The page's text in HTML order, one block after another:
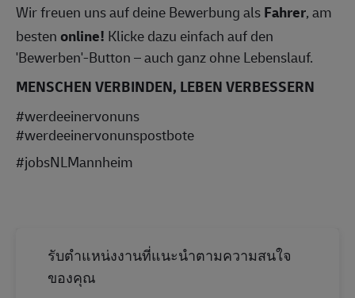
Wir freuen uns auf deine Bewerbung alsFahrer, am
bestenonline! Klicke dazu einfach auf den
'Bewerben'-Button – auch ganz ohne Lebenslauf.
MENSCHEN VERBINDEN, LEBEN VERBESSERN
#werdeeinervonuns
#werdeeinervonunspostbote
#jobsNLMannheim
รับตำแหน่งงานที่แนะนำตามความสนใจ
ของคุณ